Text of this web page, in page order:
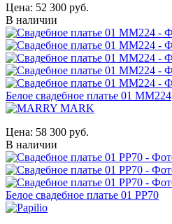
Цена: 52 300 руб.
В наличии
Белое свадебное платье 01 MM224
Цена: 58 300 руб.
В наличии
Белое свадебное платье 01 PP70